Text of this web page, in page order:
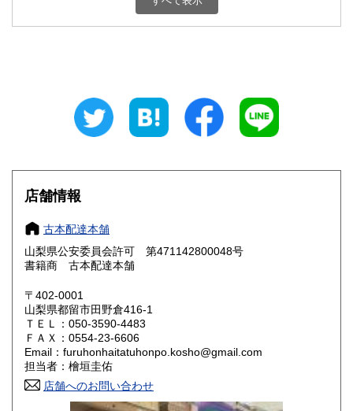
800円 三重県
大阪府
奈良県
鳥取県 800円 島根県
岡山県
山口県 800円
香川県 800円 愛媛県
高知県 800円
店舗情報
古本配達本舗
山梨県公安委員会許可 第471142800048号
書籍商 古本配達本舗
〒402-0001
山梨県都留市田野倉416-1
ＴＥＬ：050-3590-4483
ＦＡＸ：0554-23-6606
Email：furuhonhaitatuhonpo.kosho@gmail.com
担当者：檜垣圭佑
店舗へのお問い合わせ